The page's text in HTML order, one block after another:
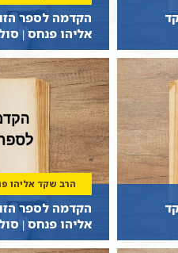
שקד
אליהו פנחס |
שקד
הרב שקד אליהו
אליהו פנחס |